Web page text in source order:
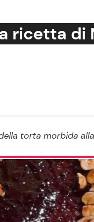
Le Ricette in TV
Ricette Facili e Veloci
Ricette Feste
Ricette per Bambini
ricetta di
torta morbida